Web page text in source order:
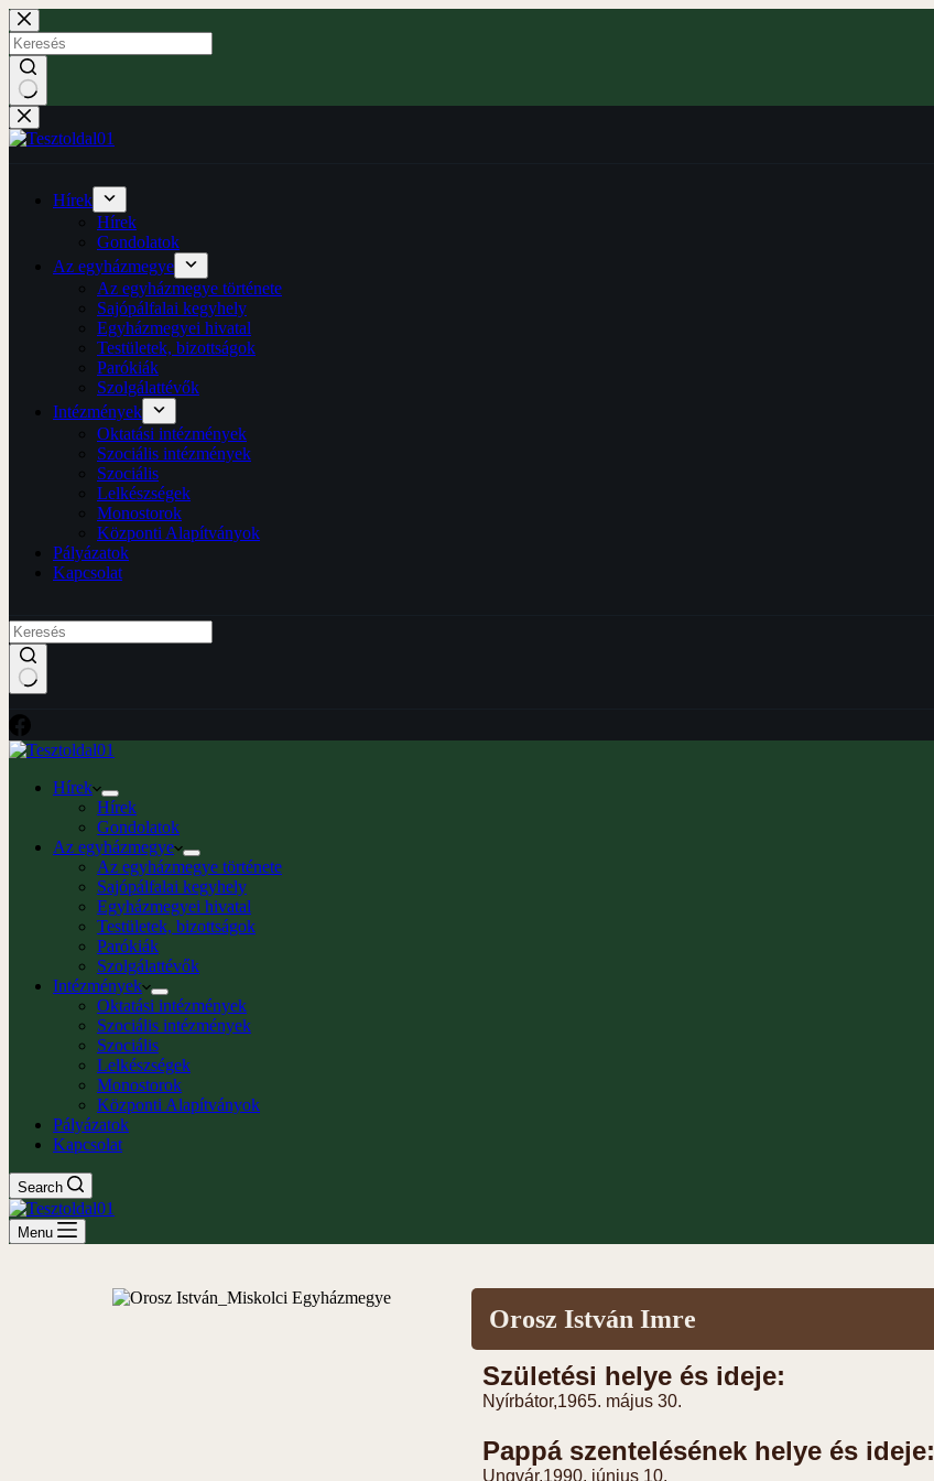
Hírek
Hírek
Gondolatok
Az egyházmegye
Az egyházmegye története
Sajópálfalai kegyhely
Egyházmegyei hivatal
Testületek, bizottságok
Parókiák
Szolgálattévők
Intézmények
Oktatási intézmények
Szociális intézmények
Szociális
Lelkészségek
Monostorok
Központi Alapítványok
Pályázatok
Kapcsolat
Hírek
Hírek
Gondolatok
Az egyházmegye
Az egyházmegye története
Sajópálfalai kegyhely
Egyházmegyei hivatal
Testületek, bizottságok
Parókiák
Szolgálattévők
Intézmények
Oktatási intézmények
Szociális intézmények
Szociális
Lelkészségek
Monostorok
Központi Alapítványok
Pályázatok
Kapcsolat
Search
Menu
Orosz István Imre
Születési helye és ideje:
Nyírbátor,1965. május 30.
Pappá szentelésének helye és ideje:
Ungvár,1990. június 10.